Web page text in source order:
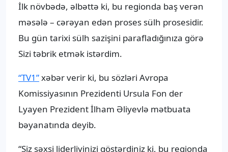
İlk növbədə, əlbəttə ki, bu regionda baş verən
məsələ – cərəyan edən proses sülh prosesidir.
Bu gün tarixi sülh sazişini parafladığınıza görə
Sizi təbrik etmək istərdim.
“TV1”xəbər verir ki, bu sözləri Avropa
Komissiyasının Prezidenti Ursula Fon der
Lyayen Prezident İlham Əliyevlə mətbuata
bəyanatında deyib.
“Siz şəxsi liderliyinizi göstərdiniz ki, bu regionda